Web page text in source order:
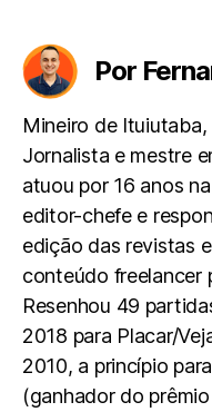
Por
Mineiro de
Jornalista e mestre
atuou por 16 anos
editor-chefe e
edição das revistas
conteúdo freelancer
Resenhou 49
2018 para Placar/
2010, a princípio
(ganhador do